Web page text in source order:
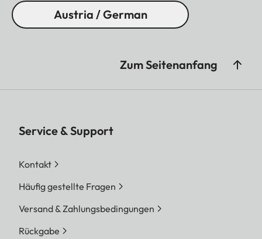
Austria / German
Zum Seitenanfang
Service & Support
Kontakt
Häufig gestellte Fragen
Versand & Zahlungsbedingungen
Rückgabe